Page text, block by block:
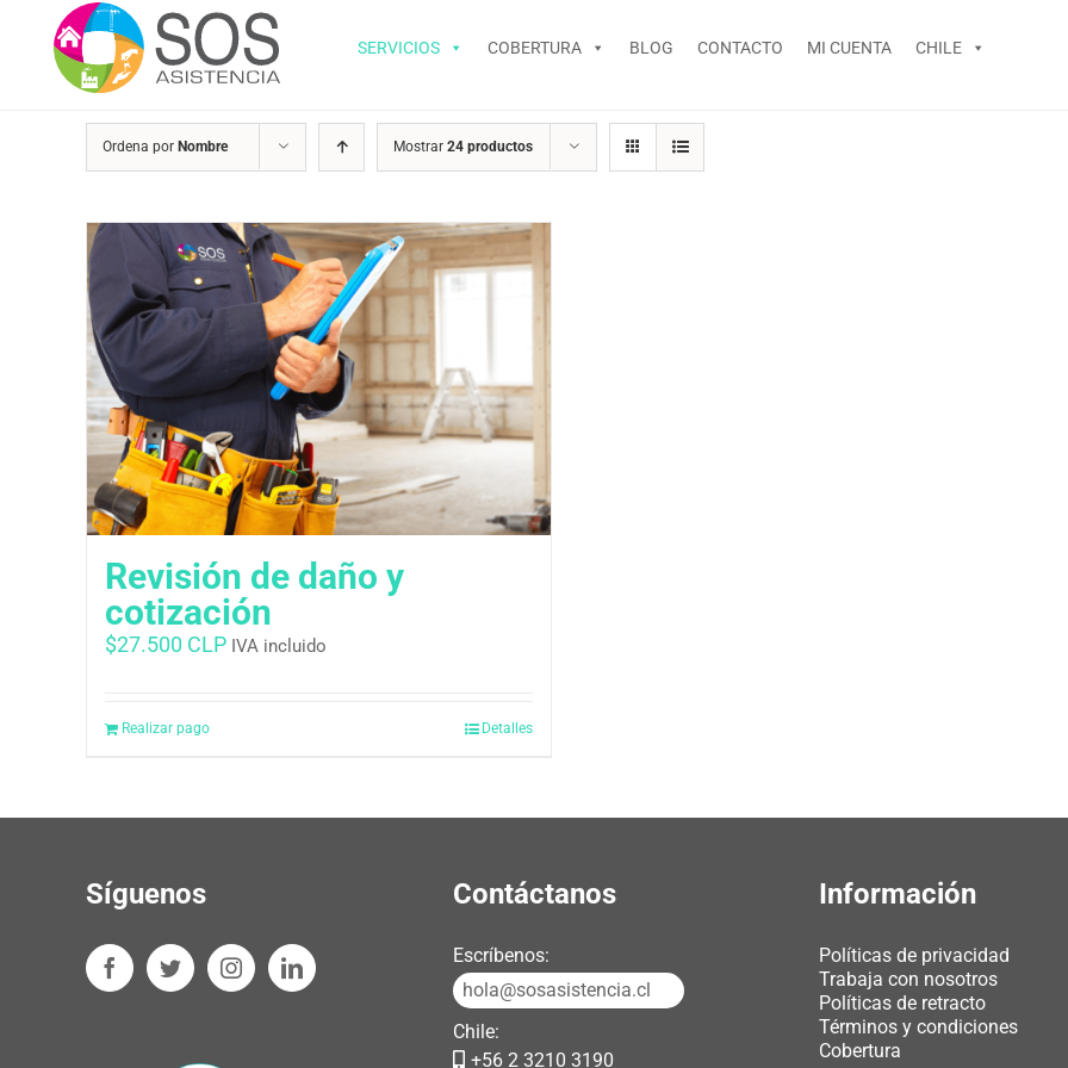
contenido
SERVICIOS COBERTURA BLOG CONTACTO MI CUENTA CHILE
Ordena por Nombre Mostrar 24 productos
Revisión de daño y
cotización
$27.500 CLP IVA incluido
Realizar pago Detalles
Síguenos Contáctanos
Escríbenos:
hola@sosasistencia.cl
Chile:
+56 2 3210 3190
Información
Políticas de privacidad
Trabaja con nosotros
Políticas de retracto
Términos y condiciones
Cobertura